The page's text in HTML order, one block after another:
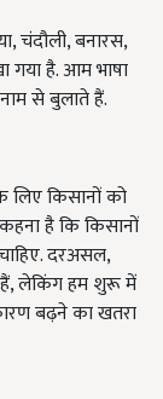
चंदौली, बनारस,
गया है. आम भाषा
से बुलाते हैं.
लिए किसानों को
है कि किसानों
दरअसल,
हैं, लेकिंग हम शुरू में
बढ़ने का खतरा